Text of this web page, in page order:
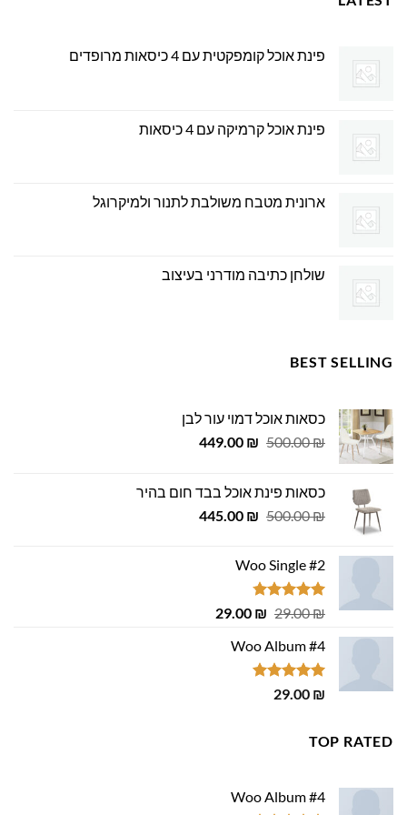
פינת אוכל קומפקטית עם 4 כיסאות מרופדים
פינת אוכל קרמיקה עם 4 כיסאות
ארונית מטבח משולבת לתנור ולמיקרוגל
שולחן כתיבה מודרני בעיצוב
BEST SELLING
כסאות אוכל דמוי עור לבן
500.00₪
המחיר
500.00 ₪.
449.00 ₪
המחיר
449.00 ₪.
כסאות פינת אוכל בבד חום בהיר
500.00₪
המחיר
500.00 ₪.
445.00 ₪
המחיר
Woo Single #2
דורג4.75
29.00₪
המחיר
היה:
29.00 ₪.
29.00 ₪
המחיר
Woo Album #4
דורג5.00
29.00 ₪
TOP RATED
Woo Album #4